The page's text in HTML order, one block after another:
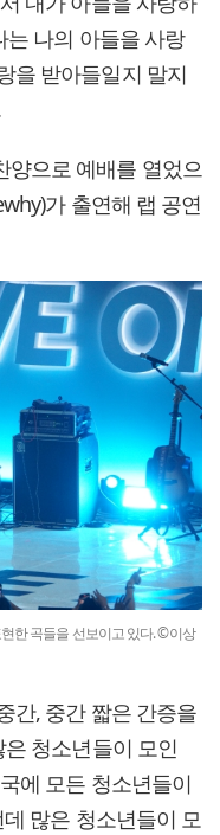
는 나의 아들을 사랑
을 받아들일지 말지
양으로 예배를 열었으
가 출연해 랩 공연
한 곡들을 선보이고 있다. ©이상
간, 중간 짧은 간증을
청소년들이 모인
에 모든 청소년들이
많은 청소년들이 모